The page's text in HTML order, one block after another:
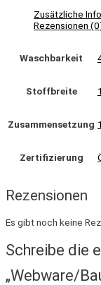
Zusätzliche
Rezensionen
Waschbarkeit
Stoffbreite
Zusammensetzung
Zertifizierung
Rezensionen
Es gibt noch keine
Schreibe die
„Webware/